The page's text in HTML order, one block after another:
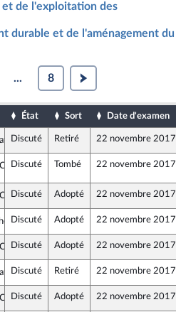
et de l'exploitation des
durable et de l'aménagement du
... 8
État Sort Date d'examen
Discuté Retiré 22 novembre 2017
n°CD12
Roy
Discuté Tombé 22 novembre 2017
Roy
Discuté Adopté 22 novembre 2017
Discuté Adopté 22 novembre 2017
Roy
Discuté Adopté 22 novembre 2017
Discuté Retiré 22 novembre 2017
Roy
Discuté Adopté 22 novembre 2017